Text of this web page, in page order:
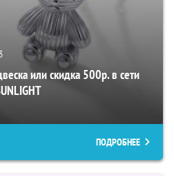
или скидка 500р. в сети
ПОДРОБНЕЕ